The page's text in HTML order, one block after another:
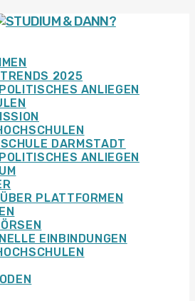
2025
ANLIEGEN
DARMSTADT
ANLIEGEN
PLATTFORMEN
EINBINDUNGEN